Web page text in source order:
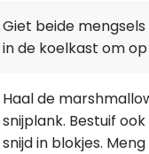
Giet beide
in de koelkast om
Haal de
snijplank. Bestuif
snijd in blokjes.